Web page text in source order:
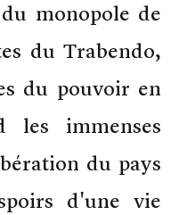
monopole de
du Trabendo,
du pouvoir en
les immenses
du pays
d'une vie